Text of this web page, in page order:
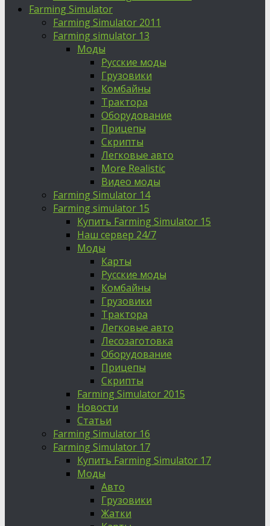
Farming Simulator
Farming Simulator 2011
Farming simulator 13
Моды
Русские моды
Грузовики
Комбайны
Трактора
Оборудование
Прицепы
Скрипты
Легковые авто
More Realistic
Видео моды
Farming Simulator 14
Farming simulator 15
Купить Farming Simulator 15
Наш сервер 24/7
Моды
Карты
Русские моды
Комбайны
Грузовики
Трактора
Легковые авто
Лесозаготовка
Оборудование
Прицепы
Скрипты
Farming Simulator 2015
Новости
Статьи
Farming Simulator 16
Farming Simulator 17
Купить Farming Simulator 17
Моды
Авто
Грузовики
Жатки